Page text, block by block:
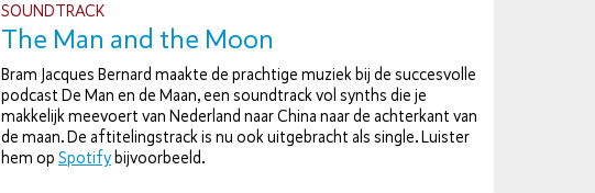
SOUND­TRACK
The Man and the Moon
Bram Jacques Bernard maakte de prachtige muziek bij de suc­ces­vol­le
podcast De Man en de Maan, een sound­track vol synths die je
makkelijk meevoert van Nederland naar China naar de ach­ter­kant van
de maan. De af­ti­te­lingstrack is nu ook uit­ge­bracht als single. Luister
hem op Spotifybij­voor­beeld.